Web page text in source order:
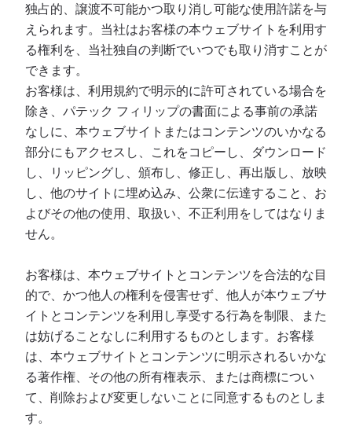
独占的、譲渡不可能かつ取り消し可能な使用許諾を与
えられます。当社はお客様の本ウェブサイトを利用す
る権利を、当社独自の判断でいつでも取り消すことが
できます。
お客様は、利用規約で明示的に許可されている場合を
除き、パテック フィリップの書面による事前の承諾
なしに、本ウェブサイトまたはコンテンツのいかなる
部分にもアクセスし、これをコピーし、ダウンロード
し、リッピングし、頒布し、修正し、再出版し、放映
し、他のサイトに埋め込み、公衆に伝達すること、お
よびその他の使用、取扱い、不正利用をしてはなりま
せん。
お客様は、本ウェブサイトとコンテンツを合法的な目
的で、かつ他人の権利を侵害せず、他人が本ウェブサ
イトとコンテンツを利用し享受する行為を制限、また
は妨げることなしに利用するものとします。お客様
は、本ウェブサイトとコンテンツに明示されるいかな
る著作権、その他の所有権表示、または商標につい
て、削除および変更しないことに同意するものとしま
す。